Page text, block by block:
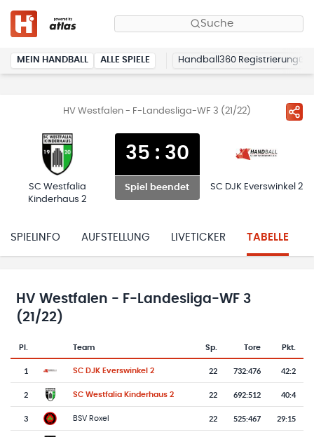
Suche
MEIN HANDBALL ALLE SPIELE Handball360 Registrierung
HV Westfalen - F-Landesliga-WF 3 (21/22)
SC Westfalia
Kinderhaus 2
35 : 30
Spiel beendet SC DJK Everswinkel 2
SPIELINFO AUFSTELLUNG LIVETICKER TABELLE
HV Westfalen - F-Landesliga-WF 3
(21/22)
Pl.
Team-Logo
Team Sp. Tore Pkt.
1 SC DJK Everswinkel 2 22 732:476 42:2
2 SC Westfalia Kinderhaus 2 22 692:512 40:4
3 BSV Roxel 22 525:467 29:15